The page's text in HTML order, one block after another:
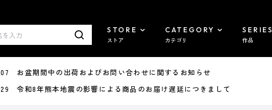
STORE
ストア
CATEGORY
カテゴリ
SERIES
作品
お盆期間中の出荷およびお問い合わせに関するお知らせ
令和8年熊本地震の影響による商品のお届け遅延につきまして